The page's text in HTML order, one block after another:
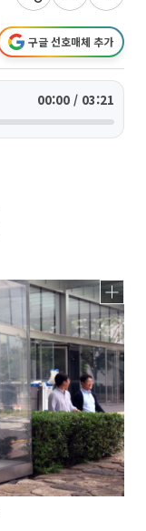
구글 선호매체 추가
00:00 / 03:21